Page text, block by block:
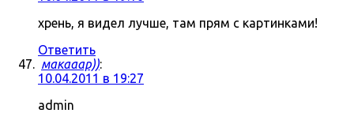
хрень, я видел лучше, там прям с картинками!
Ответить
макааар)):
10.04.2011 в 19:27
admin